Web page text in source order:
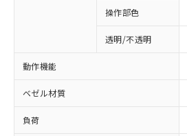
操作部色
透明/不透明
動作機能
ベゼル材質
負荷